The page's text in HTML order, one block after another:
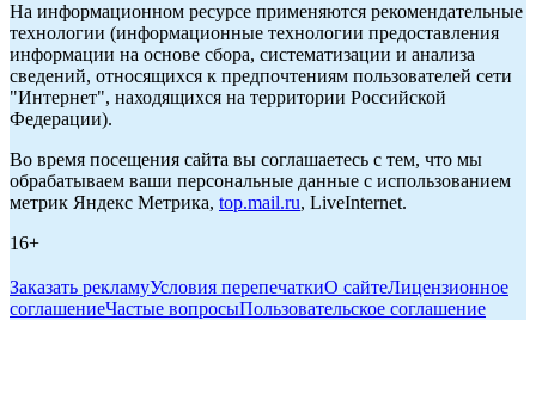
На информационном ресурсе применяются рекомендательные
технологии (информационные технологии предоставления
информации на основе сбора, систематизации и анализа
сведений, относящихся к предпочтениям пользователей сети
"Интернет", находящихся на территории Российской
Федерации).
Во время посещения сайта вы соглашаетесь с тем, что мы
обрабатываем ваши персональные данные с использованием
метрик Яндекс Метрика, top.mail.ru, LiveInternet.
16+
Заказать рекламуУсловия перепечаткиО сайтеЛицензионное
соглашениеЧастые вопросыПользовательское соглашение